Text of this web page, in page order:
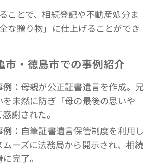
ことで、相続登記や不動産処分ま
な贈り物」に仕上げることができ
市・徳島市での事例紹介
例 ：母親が公正証書遺言を作成。兄
を未然に防ぎ「母の最後の思いや
謝された。
例 ：自筆証書遺言保管制度を利用し
ムーズに法務局から開示され、相続
完了。